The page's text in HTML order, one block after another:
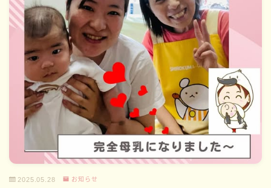
2025.05.28 お知らせ